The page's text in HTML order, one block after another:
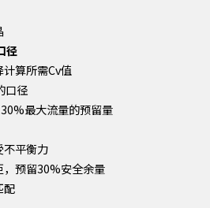
径
算所需Cv值
口径
最大流量的预留量
不平衡力
，预留30%安全余量
配